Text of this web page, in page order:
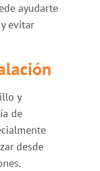
ayudarte
evitar
y
de
desde